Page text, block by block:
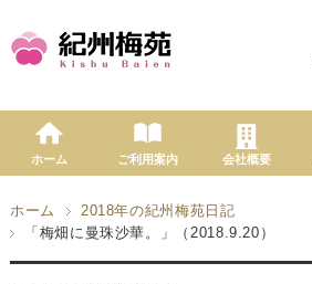
ホーム ご利用案内 会社概要
ホーム
2018年の紀州梅苑日記
「梅畑に曼珠沙華。」（2018.9.20）